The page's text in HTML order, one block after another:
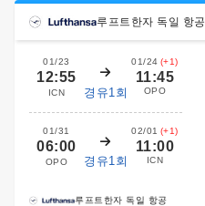
루프트한자 독일 항공
01/23
12:55
ICN 경유1회
01/24 (+1)
11:45
OPO
01/31
06:00
OPO 경유1회
02/01 (+1)
11:00
ICN
루프트한자 독일 항공